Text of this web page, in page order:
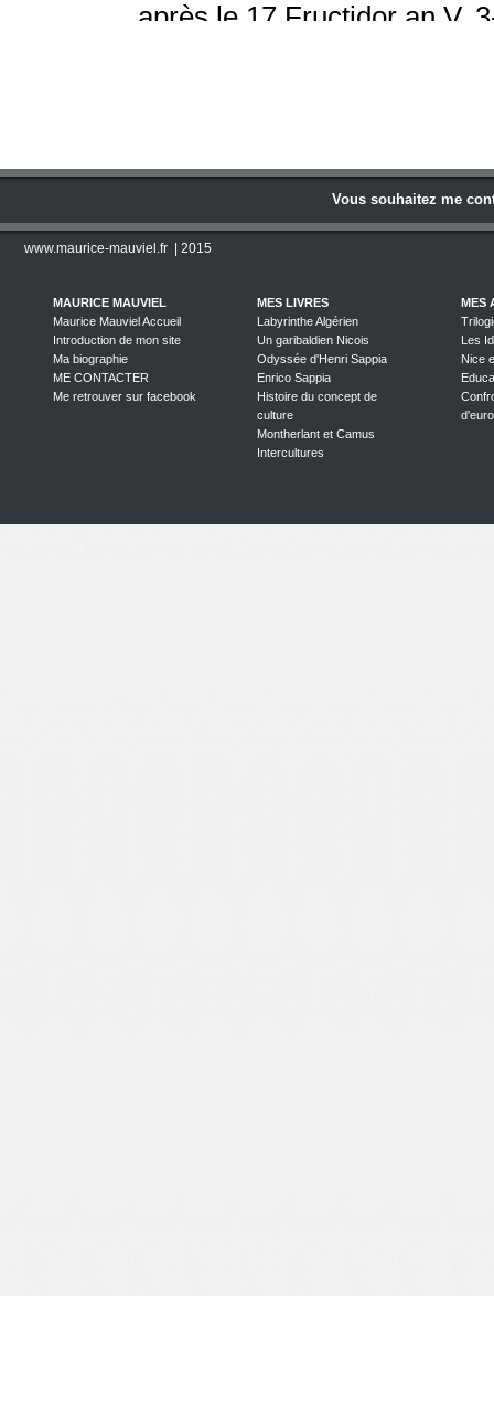
après le 17 Fructidor an V,
MAURICE MAUVIEL
Maurice Mauviel Accueil
Introduction de mon site
Ma biographie
ME CONTACTER
Me retrouver sur facebook
MES LIVRES
Labyrinthe Algérien
Un garibaldien Nicois
Odyssée d'Henri Sappia
Enrico Sappia
Histoire du concept de
culture
Montherlant et Camus
Intercultures
MES
Les
Nice
Vous souhaitez me
www.maurice-mauviel.fr | 2015